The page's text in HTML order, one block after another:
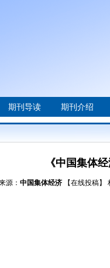
期刊导读 期刊介绍
《中国集体
源： 中国集体经济 【在线投稿】